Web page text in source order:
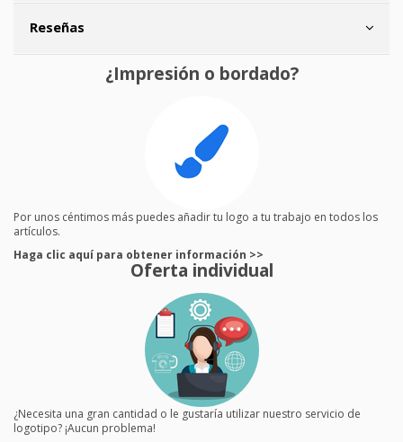
Reseñas
¿Impresión o bordado?
Por unos céntimos más puedes añadir tu logo a tu trabajo en todos los
artículos.
Haga clic aquí para obtener información >>
Oferta individual
¿Necesita una gran cantidad o le gustaría utilizar nuestro servicio de
logotipo? ¡Aucun problema!